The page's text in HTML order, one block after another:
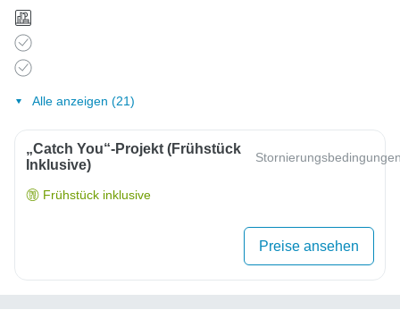
Alle anzeigen (21)
„Catch You“-Projekt (Frühstück
Inklusive)
Frühstück inklusive
Preise ansehen